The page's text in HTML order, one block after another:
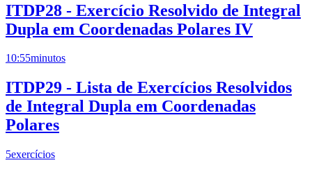
ITDP28 - Exercício Resolvido de Integral
Dupla em Coordenadas Polares IV
10:55minutos
ITDP29 - Lista de Exercícios Resolvidos
de Integral Dupla em Coordenadas
Polares
5exercícios